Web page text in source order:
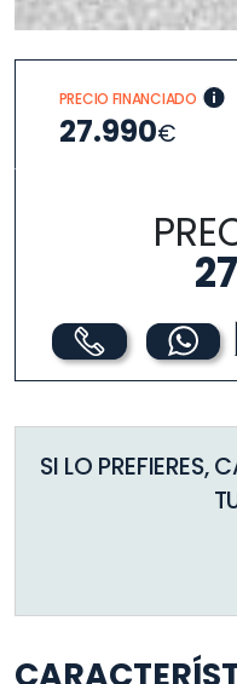
PRECIO FINANCIADO
27.990€
SI LO PREFIERES,